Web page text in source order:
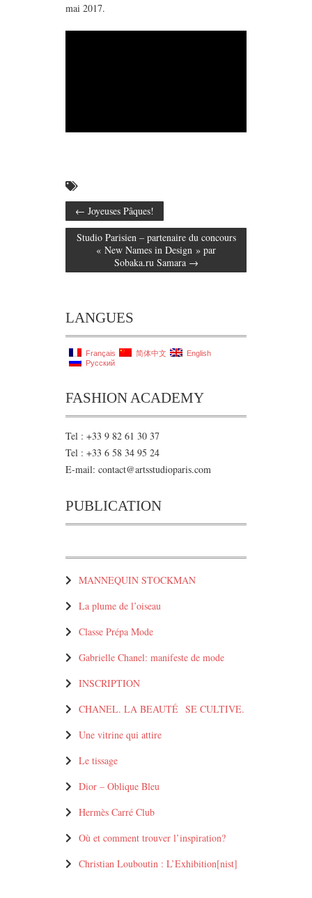
mai 2017.
← Joyeuses Pâques!
Studio Parisien – partenaire du concours
« New Names in Design » par
Sobaka.ru Samara →
LANGUES
Français 简体中文
English
Русский
FASHION ACADEMY
Tel : +33 9 82 61 30 37
Tel : +33 6 58 34 95 24
E-mail: contact@artsstudioparis.com
PUBLICATION
MANNEQUIN STOCKMAN
La plume de l’oiseau
Classe Prépa Mode
Gabrielle Chanel: manifeste de mode
INSCRIPTION
CHANEL. LA BEAUTÉ SE CULTIVE.
Une vitrine qui attire
Le tissage
Dior – Oblique Bleu
Hermès Carré Club
Où et comment trouver l’inspiration?
Christian Louboutin : L’Exhibition[nist]